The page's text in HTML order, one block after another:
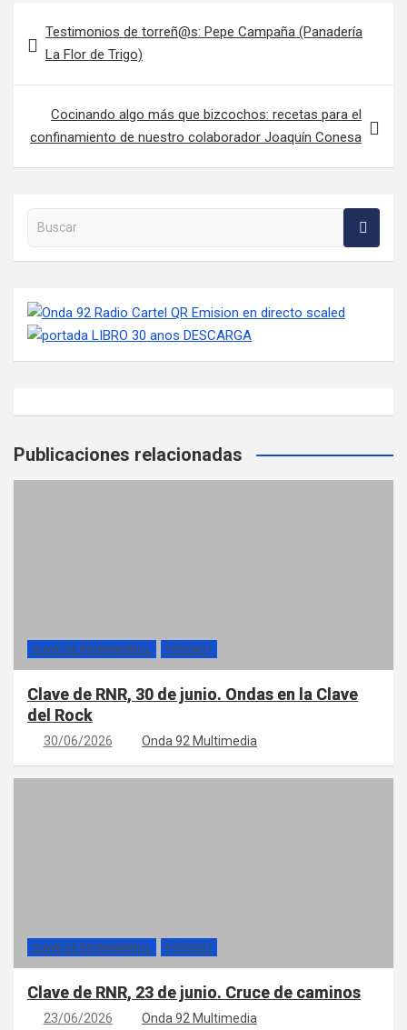
Testimonios de torreñ@s: Pepe Campaña (Panadería
La Flor de Trigo)
Cocinando algo más que bizcochos: recetas para el
confinamiento de nuestro colaborador Joaquín Conesa
Buscar en la web
Publicaciones relacionadas
CLAVE DE ROCKANDROLL PÓDCAST
Clave de RNR, 30 de junio. Ondas en la Clave
del Rock
30/06/2026 Onda 92 Multimedia
CLAVE DE ROCKANDROLL PÓDCAST
Clave de RNR, 23 de junio. Cruce de caminos
23/06/2026 Onda 92 Multimedia